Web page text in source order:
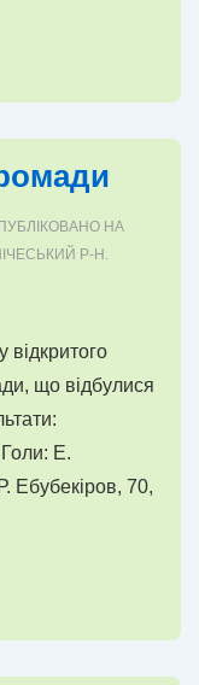
НА
Р-Н.
відкритого
що відбулися
Е.
Ебубекіров, 70,